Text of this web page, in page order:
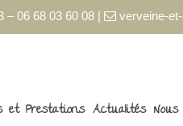
– 06 68 03 60 08 | verveine-et-
et Prestations Actualités